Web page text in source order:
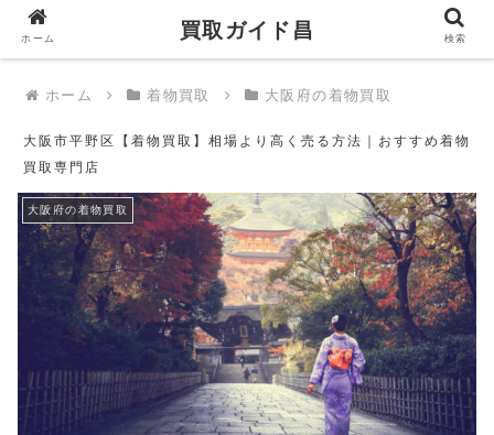
買取ガイド昌
ホーム 着物買取 大阪府の着物買取
大阪市平野区【着物買取】相場より高く売る方法｜おすすめ着物
買取専門店
大阪府の着物買取
ホーム 買取ガイド昌 検索